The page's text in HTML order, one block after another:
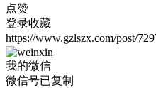
点赞
登录收藏
https://www.gzlszx.com/post/
我的微信
微信号已复制